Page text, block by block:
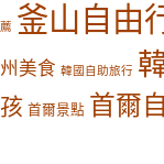
薦 釜山自由
州美食 韓國自助旅行
孩 首爾景點 首爾